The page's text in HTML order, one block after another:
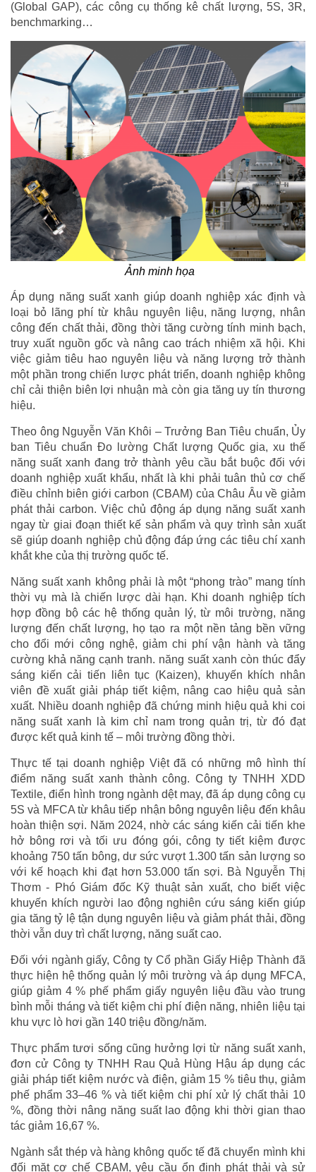
(Global GAP), các công cụ thống kê chất lượng, 5S, 3R,
benchmarking…
Ảnh minh họa
Áp dụng năng suất xanh giúp doanh nghiệp xác định và
loại bỏ lãng phí từ khâu nguyên liệu, năng lượng, nhân
công đến chất thải, đồng thời tăng cường tính minh bạch,
truy xuất nguồn gốc và nâng cao trách nhiệm xã hội. Khi
việc giảm tiêu hao nguyên liệu và năng lượng trở thành
một phần trong chiến lược phát triển, doanh nghiệp không
chỉ cải thiện biên lợi nhuận mà còn gia tăng uy tín thương
hiệu.
Theo ông Nguyễn Văn Khôi – Trưởng Ban Tiêu chuẩn, Ủy
ban Tiêu chuẩn Đo lường Chất lượng Quốc gia, xu thế
năng suất xanh đang trở thành yêu cầu bắt buộc đối với
doanh nghiệp xuất khẩu, nhất là khi phải tuân thủ cơ chế
điều chỉnh biên giới carbon (CBAM) của Châu Âu về giảm
phát thải carbon. Việc chủ động áp dụng năng suất xanh
ngay từ giai đoạn thiết kế sản phẩm và quy trình sản xuất
sẽ giúp doanh nghiệp chủ động đáp ứng các tiêu chí xanh
khắt khe của thị trường quốc tế.
Năng suất xanh không phải là một “phong trào” mang tính
thời vụ mà là chiến lược dài hạn. Khi doanh nghiệp tích
hợp đồng bộ các hệ thống quản lý, từ môi trường, năng
lượng đến chất lượng, họ tạo ra một nền tảng bền vững
cho đổi mới công nghệ, giảm chi phí vận hành và tăng
cường khả năng cạnh tranh. năng suất xanh còn thúc đẩy
sáng kiến cải tiến liên tục (Kaizen), khuyến khích nhân
viên đề xuất giải pháp tiết kiệm, nâng cao hiệu quả sản
xuất. Nhiều doanh nghiệp đã chứng minh hiệu quả khi coi
năng suất xanh là kim chỉ nam trong quản trị, từ đó đạt
được kết quả kinh tế – môi trường đồng thời.
Thực tế tại doanh nghiệp Việt đã có những mô hình thí
điểm năng suất xanh thành công. Công ty TNHH XDD
Textile, điển hình trong ngành dệt may, đã áp dụng công cụ
5S và MFCA từ khâu tiếp nhận bông nguyên liệu đến khâu
hoàn thiện sợi. Năm 2024, nhờ các sáng kiến cải tiến khe
hở bông rơi và tối ưu đóng gói, công ty tiết kiệm được
khoảng 750 tấn bông, dư sức vượt 1.300 tấn sản lượng so
với kế hoạch khi đạt hơn 53.000 tấn sợi. Bà Nguyễn Thị
Thơm - Phó Giám đốc Kỹ thuật sản xuất, cho biết việc
khuyến khích người lao động nghiên cứu sáng kiến giúp
gia tăng tỷ lệ tận dụng nguyên liệu và giảm phát thải, đồng
thời vẫn duy trì chất lượng, năng suất cao.
Đối với ngành giấy, Công ty Cổ phần Giấy Hiệp Thành đã
thực hiện hệ thống quản lý môi trường và áp dụng MFCA,
giúp giảm 4 % phế phẩm giấy nguyên liệu đầu vào trung
bình mỗi tháng và tiết kiệm chi phí điện năng, nhiên liệu tại
khu vực lò hơi gần 140 triệu đồng/năm.
Thực phẩm tươi sống cũng hưởng lợi từ năng suất xanh,
đơn cử Công ty TNHH Rau Quả Hùng Hậu áp dụng các
giải pháp tiết kiệm nước và điện, giảm 15 % tiêu thụ, giảm
phế phẩm 33–46 % và tiết kiệm chi phí xử lý chất thải 10
%, đồng thời nâng năng suất lao động khi thời gian thao
tác giảm 16,67 %.
Ngành sắt thép và hàng không quốc tế đã chuyển mình khi
đối mặt cơ chế CBAM, yêu cầu ổn định phát thải và sử